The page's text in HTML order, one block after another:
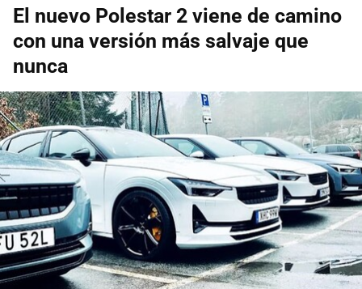
El nuevo Polestar 2 viene de camino
con una versión más salvaje que
nunca